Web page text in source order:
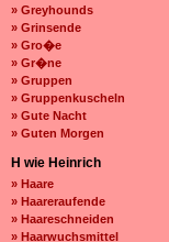
» Greyhounds
» Grinsende
» Gro�e
» Gr�ne
» Gruppen
» Gruppenkuscheln
» Gute Nacht
» Guten Morgen
H wie Heinrich
» Haare
» Haareraufende
» Haareschneiden
» Haarwuchsmittel